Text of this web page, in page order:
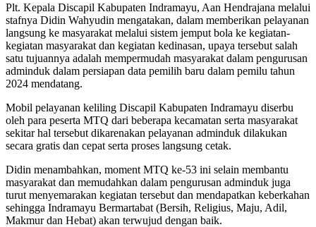
Plt. Kepala Discapil Kabupaten Indramayu, Aan Hendrajana melalui
stafnya Didin Wahyudin mengatakan, dalam memberikan pelayanan
langsung ke masyarakat melalui sistem jemput bola ke kegiatan-
kegiatan masyarakat dan kegiatan kedinasan, upaya tersebut salah
satu tujuannya adalah mempermudah masyarakat dalam pengurusan
adminduk dalam persiapan data pemilih baru dalam pemilu tahun
2024 mendatang.
Mobil pelayanan keliling Discapil Kabupaten Indramayu diserbu
oleh para peserta MTQ dari beberapa kecamatan serta masyarakat
sekitar hal tersebut dikarenakan pelayanan adminduk dilakukan
secara gratis dan cepat serta proses langsung cetak.
Didin menambahkan, moment MTQ ke-53 ini selain membantu
masyarakat dan memudahkan dalam pengurusan adminduk juga
turut menyemarakan kegiatan tersebut dan mendapatkan keberkahan
sehingga Indramayu Bermartabat (Bersih, Religius, Maju, Adil,
Makmur dan Hebat) akan terwujud dengan baik.